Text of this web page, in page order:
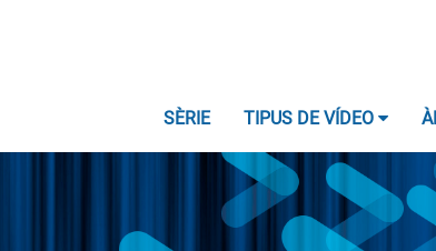
SÈRIE TIPUS DE VÍDEO